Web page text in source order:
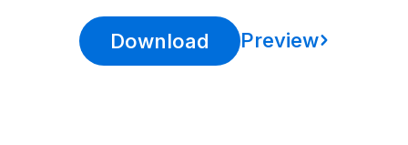
Download Preview